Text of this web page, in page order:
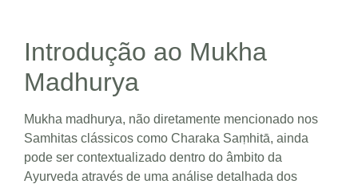
Introdução ao Mukha
Madhurya
Mukha madhurya, não diretamente mencionado nos
Samhitas clássicos como Charaka Saṃhitā, ainda
pode ser contextualizado dentro do âmbito da
Ayurveda através de uma análise detalhada dos